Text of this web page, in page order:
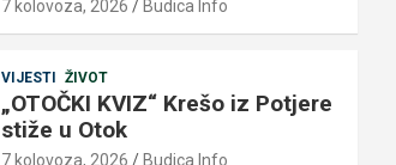
7 kolovoza, 2026 Budica Info
VIJESTI ŽIVOT
„OTOČKI KVIZ“ Krešo iz Potjere
stiže u Otok
7 kolovoza, 2026 Budica Info